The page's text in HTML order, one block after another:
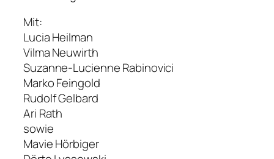
Mit:
Lucia Heilman
Vilma Neuwirth
Suzanne-Lucienne Rabinovici
Marko Feingold
Rudolf Gelbard
Ari Rath
sowie
Mavie Hörbiger